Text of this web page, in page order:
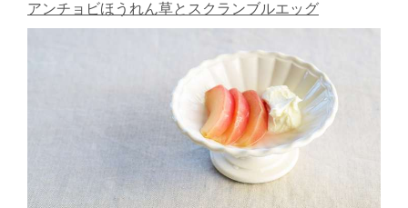
アンチョビほうれん草とスクランブルエッグ